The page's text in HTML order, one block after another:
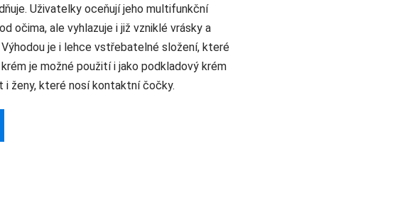
Uživatelky oceňují jeho multifunkční
očima, ale vyhlazuje i již vzniklé vrásky a
je i lehce vstřebatelné složení, které
je možné použití i jako podkladový krém
i ženy, které nosí kontaktní čočky.